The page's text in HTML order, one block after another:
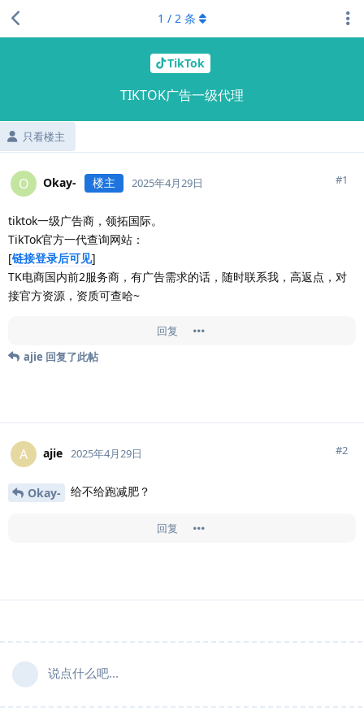
TikTok
TIKTOK广告一级代理
只看楼主
1 / 2 条
O Okay- 楼主 2025年4月29日 #1
tiktok一级广告商，领拓国际。
TikTok官方一代查询网站：
[链接登录后可见]
TK电商国内前2服务商，有广告需求的话，随时联系我，高返点，对
接官方资源，资质可查哈~
回复
ajie 回复了此帖
A ajie 2025年4月29日 #2
Okay- 给不给跑减肥？
回复
说点什么吧...